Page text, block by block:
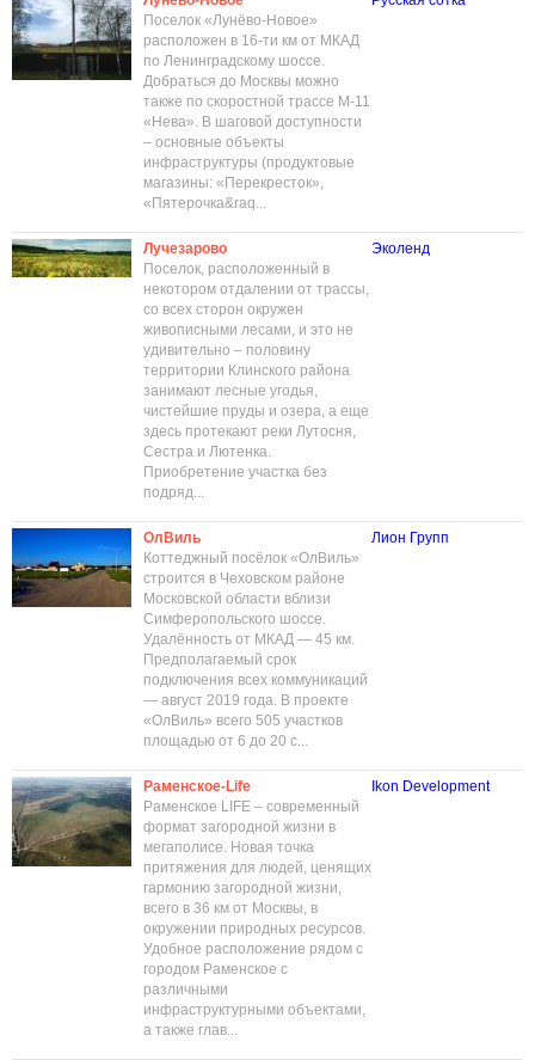
Поселок «Лунёво-Новое»
расположен в 16-ти км от МКАД
по Ленинградскому шоссе.
Добраться до Москвы можно
также по скоростной трассе М-11
«Нева». В шаговой доступности
– основные объекты
инфраструктуры (продуктовые
магазины: «Перекресток»,
«Пятерочка&raq...
Лучезарово
Поселок, расположенный в
некотором отдалении от трассы,
со всех сторон окружен
живописными лесами, и это не
удивительно – половину
территории Клинского района
занимают лесные угодья,
чистейшие пруды и озера, а еще
здесь протекают реки Лутосня,
Сестра и Лютенка.
Приобретение участка без
подряд...
Эколенд
ОлВиль
Коттеджный посёлок «ОлВиль»
строится в Чеховском районе
Московской области вблизи
Симферопольского шоссе.
Удалённость от МКАД — 45 км.
Предполагаемый срок
подключения всех коммуникаций
— август 2019 года. В проекте
«ОлВиль» всего 505 участков
площадью от 6 до 20 с...
Лион Групп
Раменское-Life
Раменское LIFE – современный
формат загородной жизни в
мегаполисе. Новая точка
притяжения для людей, ценящих
гармонию загородной жизни,
всего в 36 км от Москвы, в
окружении природных ресурсов.
Удобное расположение рядом с
городом Раменское с
различными
инфраструктурными объектами,
а также глав...
Ikon Development